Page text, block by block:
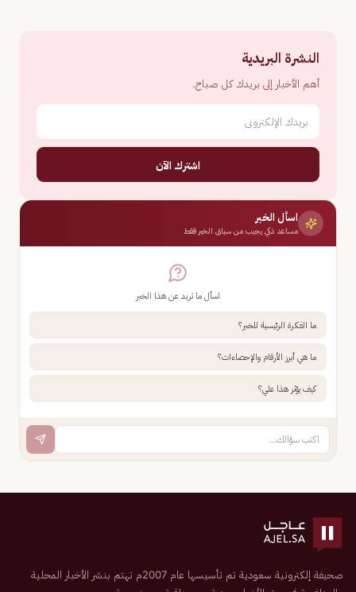
النشرة البريدية
أهم الأخبار إلى بريدك كل صباح.
اشترك الآن
اسأل الخبر
مساعد ذكي يجيب من سياق الخبر فقط
اسأل ما تريد عن هذا الخبر
ما الفكرة الرئيسية للخبر؟
ما هي أبرز الأرقام والإحصاءات؟
كيف يؤثر هذا علي؟
صحيفة إلكترونية سعودية تم تأسيسها عام 2007م تهتم بنشر الأخبار المحلية